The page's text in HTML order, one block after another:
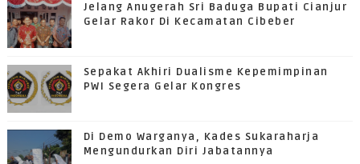
Jelang Anugerah Sri Baduga Bupati Cianjur
Gelar Rakor Di Kecamatan Cibeber
Sepakat Akhiri Dualisme Kepemimpinan
PWI Segera Gelar Kongres
Di Demo Warganya, Kades Sukaraharja
Mengundurkan Diri Jabatannya